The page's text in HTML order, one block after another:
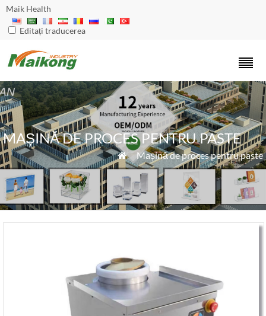
Maik Health
Editați traducerea
MAȘINĂ DE PROCES PENTRU PASTE
 » Mașină de proces pentru paste